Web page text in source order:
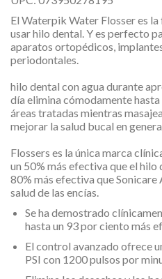
El Waterpik Water Flosser es
usar hilo dental. Y es perfecto
aparatos ortopédicos,
hilo dental con agua durante
día elimina cómodamente hasta
áreas tratadas mientras
mejorar la salud
Flossers es la única marca
un 50% más efectiva que el
80% más efectiva que
salud de las encías.
Se ha demostrado
hasta un 93 por ciento más
El control avanzado ofrece
PSI con 1200 pulsos por